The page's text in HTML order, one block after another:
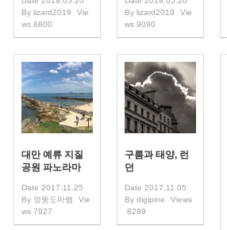
By lizard2019
Vie
ws 8800
By lizard2019
Vie
ws 9090
대만 예류 지질
공원 파노라마
Date 2017.11.25
By 엉뚱도마뱀
Vie
ws 7927
구름과 태양, 런
던
Date 2017.11.05
By digipine
Views
8289